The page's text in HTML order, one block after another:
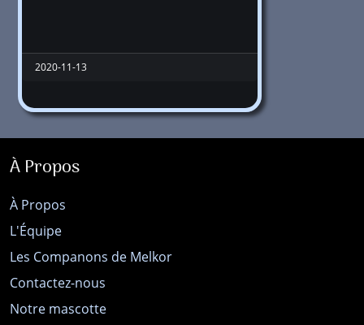
2020-11-13
À Propos
À Propos
L'Équipe
Les Companons de Melkor
Contactez-nous
Notre mascotte